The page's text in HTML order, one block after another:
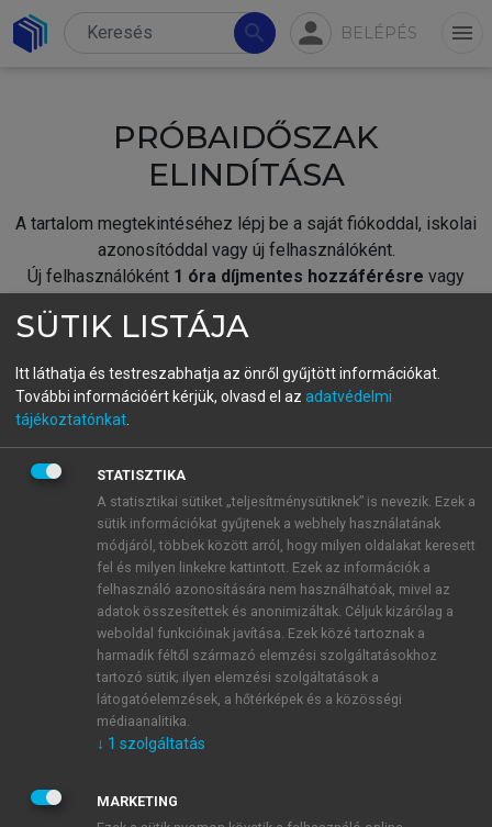
search person BELÉPÉS menu
PRÓBAIDŐSZAK
ELINDÍTÁSA
A tartalom megtekintéséhez lépj be a saját fiókoddal, iskolai
azonosítóddal vagy új felhasználóként.
Új felhasználóként 1 óra díjmentes hozzáférésre vagy
fiókoddal,vagy hozz létre új fiókot.
A regisztráció után apróbaidőszakautomatikusan
BELÉPÉS SAJÁT FIÓKKAL
ÚJ FIÓK LÉTREHOZÁSA
1 óra díjmentes hozzáférés
E-MAIL-CÍM
JELSZÓ
SÜTIK LISTÁJA
Itt láthatja és testreszabhatja az önről gyűjtött információkat.
További információért kérjük, olvasd el az adatvédelmi
tájékoztatónkat
STATISZTIKA
A statisztikai sütiket „teljesítménysütiknek” is nevezik. Ezek a
sütik információkat gyűjtenek a webhely használatának
módjáról, többek között arról, hogy milyen oldalakat keresett
fel és milyen linkekre kattintott. Ezek az információk a
felhasználó azonosítására nem használhatóak, mivel az
adatok összesítettek és anonimizáltak. Céljuk kizárólag a
weboldal funkcióinak javítása. Ezek közé tartoznak a
harmadik féltől származó elemzési szolgáltatásokhoz
tartozó sütik; ilyen elemzési szolgáltatások a
látogatóelemzések, a hőtérképek és a közösségi
médiaanalitika.
↓ 1 szolgáltatás
MARKETING